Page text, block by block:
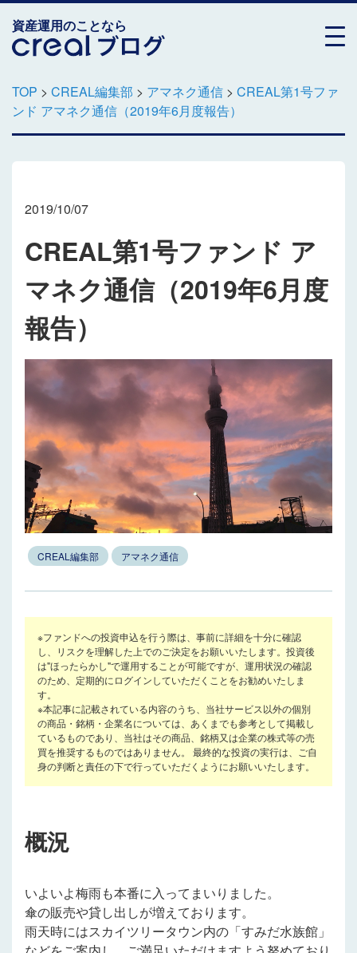
資産運用のことなら
TOP > CREAL編集部 > アマネク通信> CREAL第1号ファ
ンド アマネク通信（2019年6月度報告）
2019/10/07
CREAL第1号ファンド ア
マネク通信（2019年6月度
報告）
CREAL編集部 アマネク通信
※ファンドへの投資申込を行う際は、事前に詳細を十分に確認
し、リスクを理解した上でのご決定をお願いいたします。投資後
は"ほったらかし"で運用することが可能ですが、運用状況の確認
のため、定期的にログインしていただくことをお勧めいたしま
す。
※本記事に記載されている内容のうち、当社サービス以外の個別
の商品・銘柄・企業名については、あくまでも参考として掲載し
ているものであり、当社はその商品、銘柄又は企業の株式等の売
買を推奨するものではありません。 最終的な投資の実行は、ご自
身の判断と責任の下で行っていただくようにお願いいたします。
概況
いよいよ梅雨も本番に入ってまいりました。
傘の販売や貸し出しが増えております。
雨天時にはスカイツリータウン内の「すみだ水族館」